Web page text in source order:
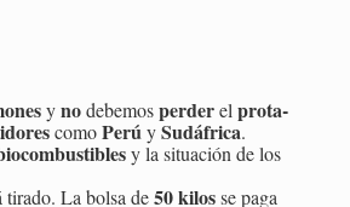
ynode­be­mosper­derelpro­ta­
comoPerúySu­dá­fri­ca.
y la si­tua­ción de los
ti­ra­do. La bolsa de50 kilosse paga